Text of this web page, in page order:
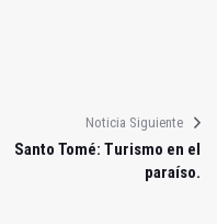
Noticia Siguiente
Santo Tomé: Turismo en el
paraíso.